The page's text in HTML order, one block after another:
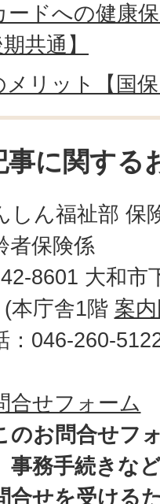
ドへの健康
共通】
リット【国
事に関する
しん福祉部 保
者保険係
8601 大和市
(本庁舎1階 案
：046-260-
合せフォーム
お問合せフ
事務手続きな
合せを受ける